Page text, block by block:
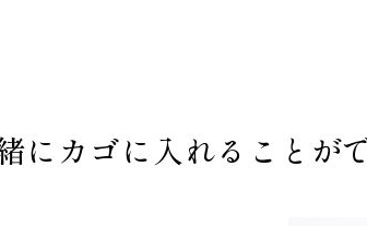
カゴに入れることが